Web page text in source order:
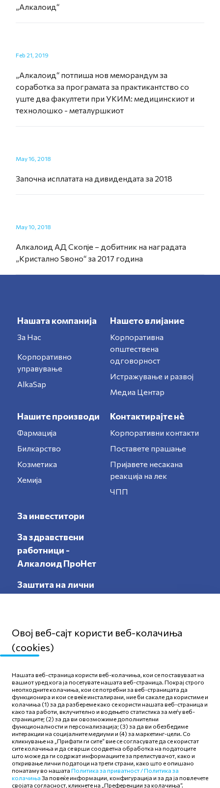
„Алкалоид“
Feb 21, 2019
„Алкалоид“ потпиша нов меморандум за
соработка за програмата за практикантство со
уште два факултети при УКИМ: медицинскиот и
технолошко - металуршкиот
May 16, 2018
Започна исплатата на дивидендата за 2018
May 10, 2018
Алкалоид АД Скопје – добитник на наградата
„Кристално Ѕвоно“ за 2017 година
Нашата компанија
За Нас
Корпоративно
управување
AlkaSap
Нашето влијание
Корпоративна
општествена
одговорност
Истражување и развој
Медиа Центар
Нашите производи
Фармација
Билкарство
Козметика
Хемија
Контактирајте нè
Корпоративни контакти
Поставете прашање
Пријавете несакана
реакција на лек
ЧПП
За инвеститори
За здравствени
работници -
Алкалоид ПроНет
Заштита на лични
податоци
Политика за приватност
Правила и услови за
користење
Политика за колачиња
Следете нè
Овој веб-сајт користи веб-колачиња
(cookies)
Нашата веб-страница користи веб-колачиња, кои се поставуваат на
вашиот уред кога ја посетувате нашата веб-страница. Покрај строго
неопходните колачиња, кои се потребни за веб-страницата да
функционира и кои се веќе инсталирани, ние би сакале да користиме и
колачиња (1) за да разбереме како се користи нашата веб-страница и
како таа работи, вклучително и водењето статистика за меѓу веб-
страниците; (2) за да ви овозможиме дополнителни
функционалности и персонализација; (3) за да ви обезбедиме
интеракции на социјалните медиуми и (4) за маркетинг-цели. Со
кликнување на „Прифати ги сите“ вие се согласувате да се користат
сите колачиња и да се врши соодветна обработка на податоците
што може да ги содржат информациите за прелистувачот, како и
откривање лични податоци на трети страни, како што е опишано
понатаму во нашата Политика за приватност /Политика за
колачиња За повеќе информации, конфигурација и за да ја повлечете
својата согласност, кликнете на „Преференции за колачиња“.